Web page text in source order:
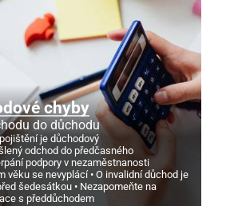
chyby
do důchodu
je důchodový
odchod do předčasného
podpory v nezaměstnanosti
věku se nevyplácí
O invalidní důchod je
šedesátkou
Nezapomeňte na
s předdůchodem